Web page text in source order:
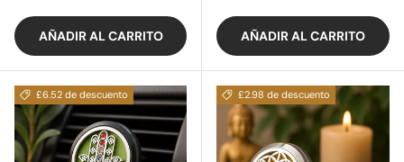
AÑADIR AL CARRITO AÑADIR AL CARRITO
£6.52 de descuento £2.98 de descuento